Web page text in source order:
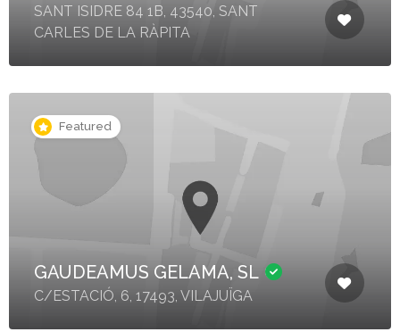
SANT ISIDRE 84 1B, 43540, SANT
CARLES DE LA RÀPITA
Featured
GAUDEAMUS GELAMA, SL
C/ESTACIÓ, 6, 17493, VILAJUÏGA